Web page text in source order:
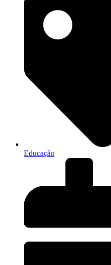
Educação